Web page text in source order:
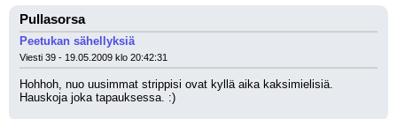
Pullasorsa
Peetukan sähellyksiä
Viesti 39 - 19.05.2009 klo 20:42:31
Hohhoh, nuo uusimmat strippisi ovat kyllä aika kaksimielisiä.
Hauskoja joka tapauksessa. :)